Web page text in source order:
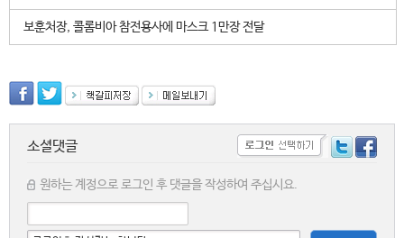
보훈처장, 콜롬비아 참전용사에 마스크 1만장 전달
소셜댓글
원하는 계정으로 로그인 후 댓글을 작성하여 주십시요.